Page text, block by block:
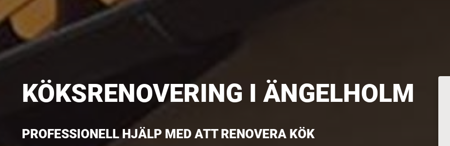
KÖKSRENOVERING I ÄNGELHOLM
PROFESSIONELL HJÄLP MED ATT RENOVERA KÖK